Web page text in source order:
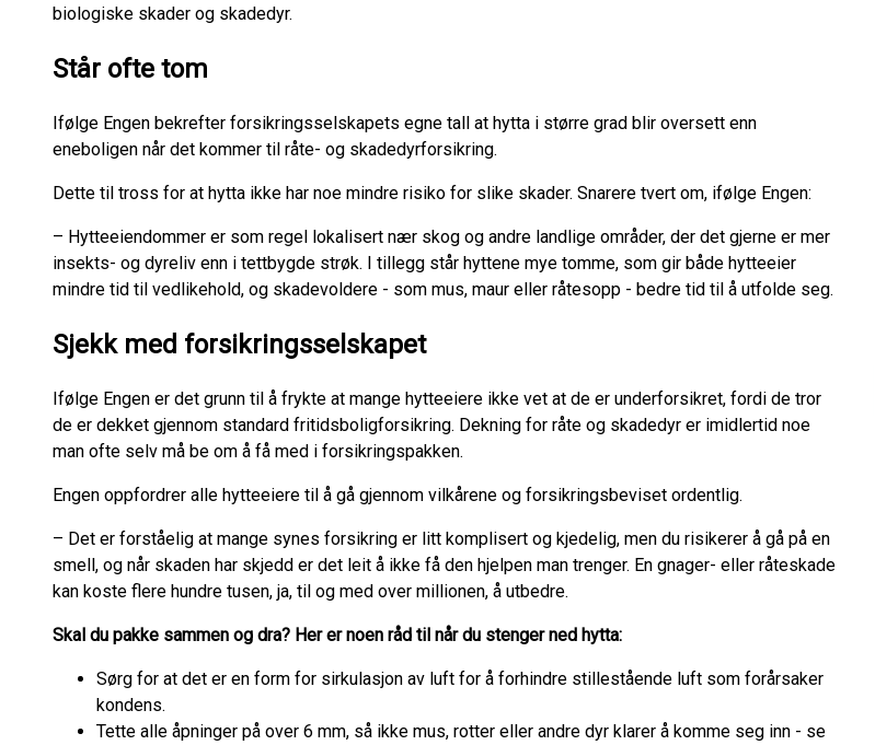
biologiske skader og skadedyr.
Står ofte tom
Ifølge Engen bekrefter forsikringsselskapets egne tall at hytta i større grad blir oversett enn
eneboligen når det kommer til råte- og skadedyrforsikring.
Dette til tross for at hytta ikke har noe mindre risiko for slike skader. Snarere tvert om, ifølge Engen:
– Hytteeiendommer er som regel lokalisert nær skog og andre landlige områder, der det gjerne er mer
insekts- og dyreliv enn i tettbygde strøk. I tillegg står hyttene mye tomme, som gir både hytteeier
mindre tid til vedlikehold, og skadevoldere - som mus, maur eller råtesopp - bedre tid til å utfolde seg.
Sjekk med forsikringsselskapet
Ifølge Engen er det grunn til å frykte at mange hytteeiere ikke vet at de er underforsikret, fordi de tror
de er dekket gjennom standard fritidsboligforsikring. Dekning for råte og skadedyr er imidlertid noe
man ofte selv må be om å få med i forsikringspakken.
Engen oppfordrer alle hytteeiere til å gå gjennom vilkårene og forsikringsbeviset ordentlig.
– Det er forståelig at mange synes forsikring er litt komplisert og kjedelig, men du risikerer å gå på en
smell, og når skaden har skjedd er det leit å ikke få den hjelpen man trenger. En gnager- eller råteskade
kan koste flere hundre tusen, ja, til og med over millionen, å utbedre.
Skal du pakke sammen og dra? Her er noen råd til når du stenger ned hytta:
Sørg for at det er en form for sirkulasjon av luft for å forhindre stillestående luft som forårsaker
kondens.
Tette alle åpninger på over 6 mm, så ikke mus, rotter eller andre dyr klarer å komme seg inn - se